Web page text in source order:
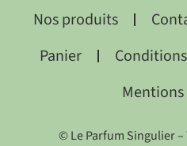
Nos produits
Panier
© Le Parfum Singulier